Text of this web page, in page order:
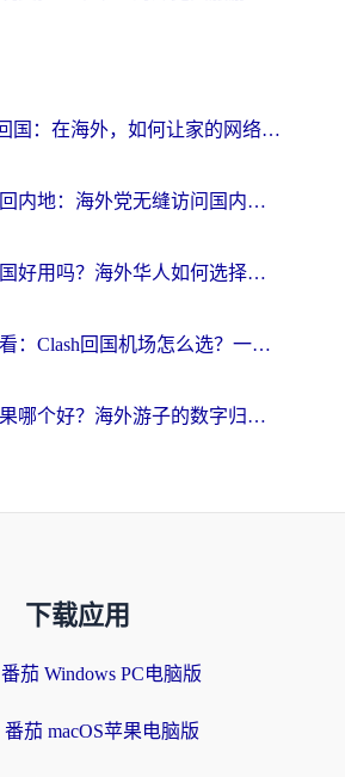
Openwrt 回国：在海外，如何让家的网络触手可及
香港翻墙回内地：海外党无缝访问国内资源的加速器选择全攻略
迅游和回国好用吗？海外华人如何选择靠谱的回国加速器
海外党必看：Clash回国机场怎么选？一篇搞定无缝访问国内资源的全攻略
穿梭和松果哪个好？海外游子的数字归乡路，到底该怎么选
下载应用
番茄 Windows PC电脑版
番茄 macOS苹果电脑版